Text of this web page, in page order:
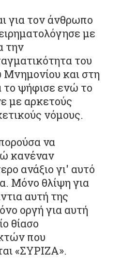
για τον άνθρωπο
με
την
του
Μνημονίου και στη
το ψήφισε ενώ το
με αρκετούς
νόμους.
να
κανέναν
ανάξιο γι' αυτό
Μόνο θλίψη για
αυτή της
οργή για αυτή
θίασο
που
«ΣΥΡΙΖΑ».